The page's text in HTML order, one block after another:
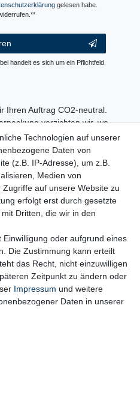
gelesen habe.
handelt es sich um ein Pflichtfeld.
Ihren Auftrag CO2-neutral.
verzichten wir, wo
von Kunststoffen und
Technologien auf unserer
Daten von
(z.B. IP-Adresse), um z.B.
Medien von
auf unsere Website zu
erfolgt erst durch gesetzte
Dritten, die wir in den
oder aufgrund eines
Die Zustimmung kann erteilt
das Recht, nicht einzuwilligen
Zeitpunkt zu ändern oder
Impressum und weitere
Daten in unserer